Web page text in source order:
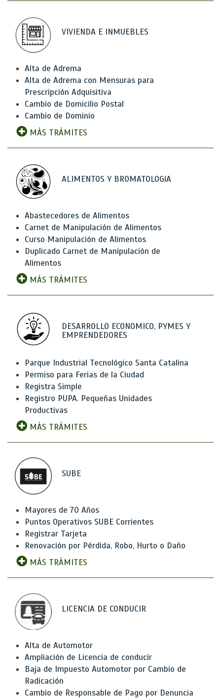
VIVIENDA E INMUEBLES
Alta de Adrema
Alta de Adrema con Mensuras para
Prescripción Adquisitiva
Cambio de Domicilio Postal
Cambio de Dominio
MÁS TRÁMITES
ALIMENTOS Y BROMATOLOGíA
Abastecedores de Alimentos
Carnet de Manipulación de Alimentos
Curso Manipulación de Alimentos
Duplicado Carnet de Manipulación de
Alimentos
MÁS TRÁMITES
DESARROLLO ECONOMICO, PYMES Y
EMPRENDEDORES
Parque Industrial Tecnológico Santa Catalina
Permiso para Ferias de la Ciudad
Registra Simple
Registro PUPA. Pequeñas Unidades
Productivas
MÁS TRÁMITES
SUBE
Mayores de 70 Años
Puntos Operativos SUBE Corrientes
Registrar Tarjeta
Renovación por Pérdida, Robo, Hurto o Daño
MÁS TRÁMITES
LICENCIA DE CONDUCIR
Alta de Automotor
Ampliación de Licencia de conducir
Baja de Impuesto Automotor por Cambio de
Radicación
Cambio de Responsable de Pago por Denuncia